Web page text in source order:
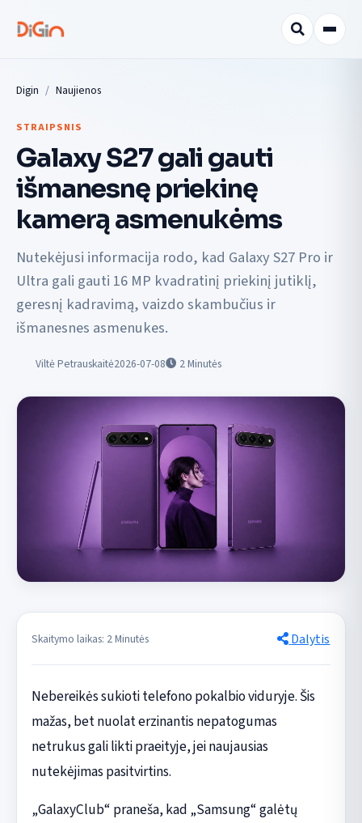
Digin Naujienos
STRAIPSNIS
Galaxy S27 gali gauti
išmanesnę priekinę
kamerą asmenukėms
Nutekėjusi informacija rodo, kad Galaxy S27 Pro ir
Ultra gali gauti 16 MP kvadratinį priekinį jutiklį,
geresnį kadravimą, vaizdo skambučius ir
išmanesnes asmenukes.
Viltė Petrauskaitė2026-07-08 2Minutės
Skaitymo laikas: 2 Minutės Dalytis
Nebereikės sukioti telefono pokalbio viduryje. Šis
mažas, bet nuolat erzinantis nepatogumas
netrukus gali likti praeityje, jei naujausias
nutekėjimas pasitvirtins.
„GalaxyClub“ praneša, kad „Samsung“ galėtų